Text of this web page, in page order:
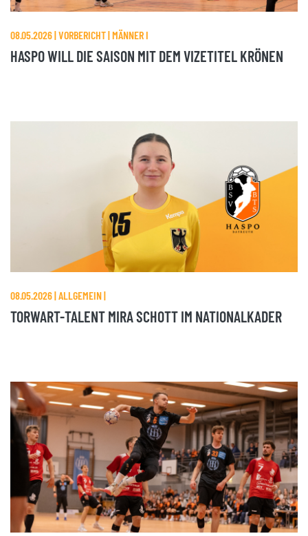
08.05.2026 | VORBERICHT | MÄNNER I
HASPO WILL DIE SAISON MIT DEM VIZETITEL KRÖNEN
08.05.2026 | ALLGEMEIN |
TORWART-TALENT MIRA SCHOTT IM NATIONALKADER